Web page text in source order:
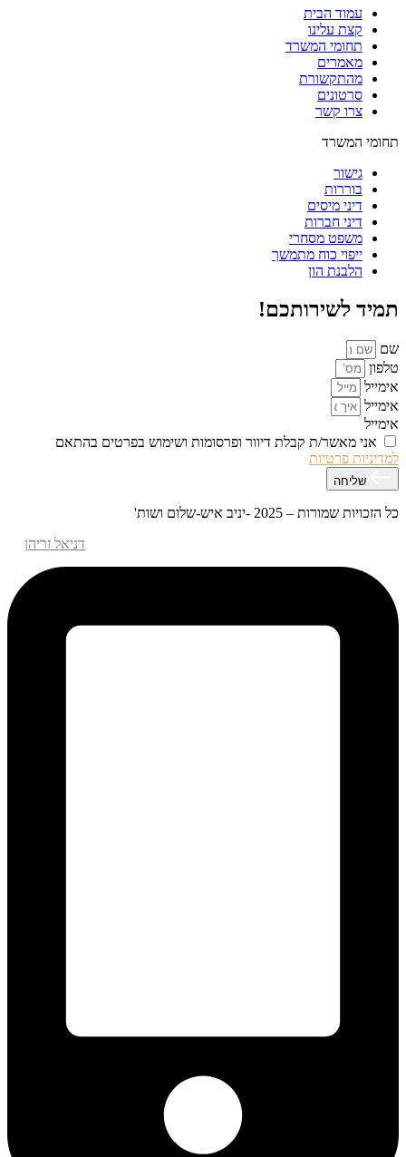
עמוד הבית
קצת עלינו
תחומי המשרד
מאמרים
מהתקשורת
סרטונים
צרו קשר
תחומי המשרד
גישור
בוררות
דיני מיסים
דיני חברות
משפט מסחרי
ייפוי כוח מתמשך
הלבנת הון
תמיד לשירותכם!
שם
טלפון
אימייל
אימייל
אימייל
אני מאשר/ת קבלת דיוור ופרסומות ושימוש בפרטים בהתאם
למדיניות פרטיות
שליחה
כל הזכויות שמורות – 2025 -יניב איש-שלום ושות'
דניאל זריהן